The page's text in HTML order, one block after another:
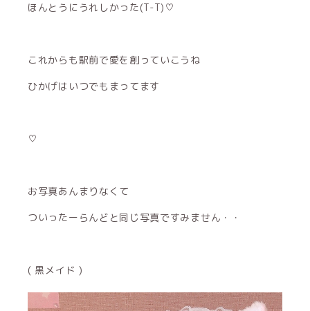
ほんとうにうれしかった(T-T)♡
これからも駅前で愛を創っていこうね
ひかげはいつでもまってます
♡
お写真あんまりなくて
ついったーらんどと同じ写真ですみません・・
( 黒メイド )